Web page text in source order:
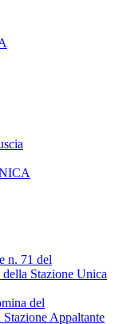
n. 71 del
Stazione Unica
del
Appaltante